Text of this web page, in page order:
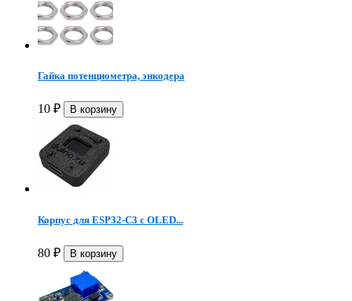
Гайка потенциометра, энкодера
10 ₽
Корпус для ESP32-C3 с OLED...
80 ₽